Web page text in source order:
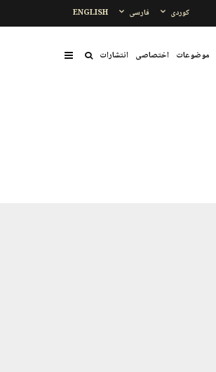
ENGLISH فارسی کوردی
موضوعات اختصاصی انتشارات